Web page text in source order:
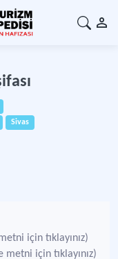
Sivas
için tıklayınız)
metni için tıklayınız)